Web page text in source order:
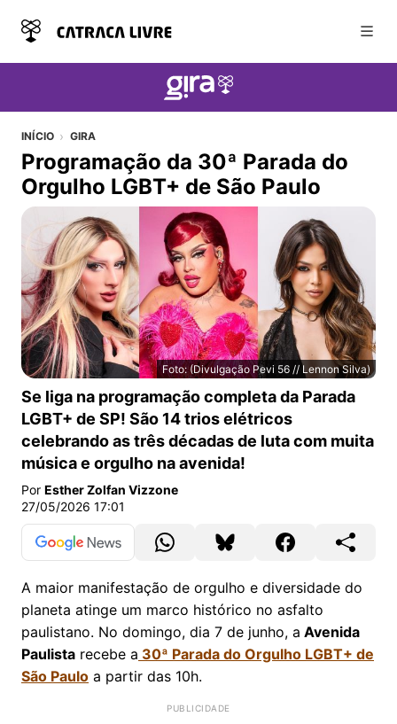
INÍCIO GIRA
Programação da 30ª Parada do
Orgulho LGBT+ de São Paulo
Foto: (Divulgação Pevi 56 // Lennon Silva)
Programação da 30ª Parada do Orgulho LGBT+ de São
Se liga na programação completa da Parada
LGBT+ de SP! São 14 trios elétricos
celebrando as três décadas de luta com muita
música e orgulho na avenida!
Por Esther Zolfan Vizzone
27/05/2026 17:01
A maior manifestação de orgulho e diversidade do
planeta atinge um marco histórico no asfalto
paulistano. No domingo, dia 7 de junho, a Avenida
Paulista recebe a 30ª Parada do Orgulho LGBT+ de
São Paulo a partir das 10h.